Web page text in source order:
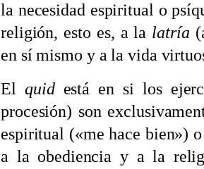
la necesidad espiritual o
religión, esto es, a la latría
en sí mismo y a la vida
El quid está en si los
procesión) son
espiritual («me hace bien»)
a la obediencia y a la